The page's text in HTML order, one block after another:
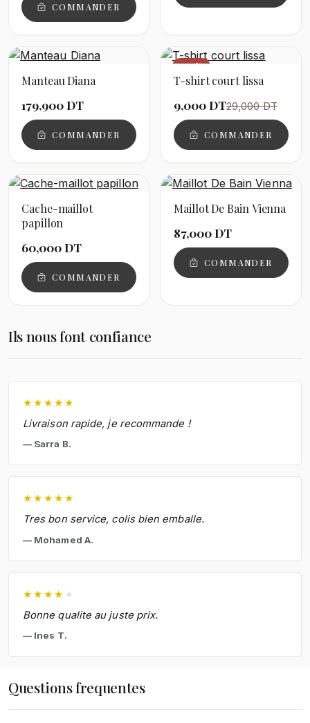
COMMANDER
Manteau Diana
179,900 DT
COMMANDER
−69%
T-shirt court lissa
9,000 DT29,000 DT
COMMANDER
Cache-maillot
papillon
60,000 DT
COMMANDER
Maillot De Bain Vienna
87,000 DT
COMMANDER
Ils nous font confiance
★ ★ ★ ★ ★
Livraison rapide, je recommande !
Sarra B.
★ ★ ★ ★ ★
Tres bon service, colis bien emballe.
Mohamed A.
★ ★ ★ ★ ★
Bonne qualite au juste prix.
Ines T.
Questions frequentes